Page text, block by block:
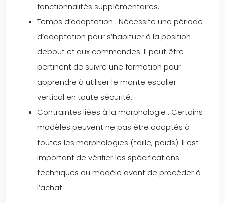
fonctionnalités supplémentaires.
Temps d’adaptation : Nécessite une période
d’adaptation pour s’habituer à la position
debout et aux commandes. Il peut être
pertinent de suivre une formation pour
apprendre à utiliser le monte escalier
vertical en toute sécurité.
Contraintes liées à la morphologie : Certains
modèles peuvent ne pas être adaptés à
toutes les morphologies (taille, poids). Il est
important de vérifier les spécifications
techniques du modèle avant de procéder à
l’achat.